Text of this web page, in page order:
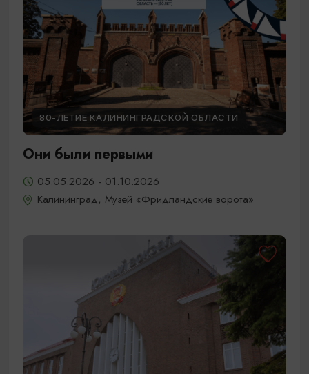
80-ЛЕТИЕ КАЛИНИНГРАДСКОЙ ОБЛАСТИ
Они были первыми
05.05.2026 - 01.10.2026
Калининград, Музей «Фридландские ворота»